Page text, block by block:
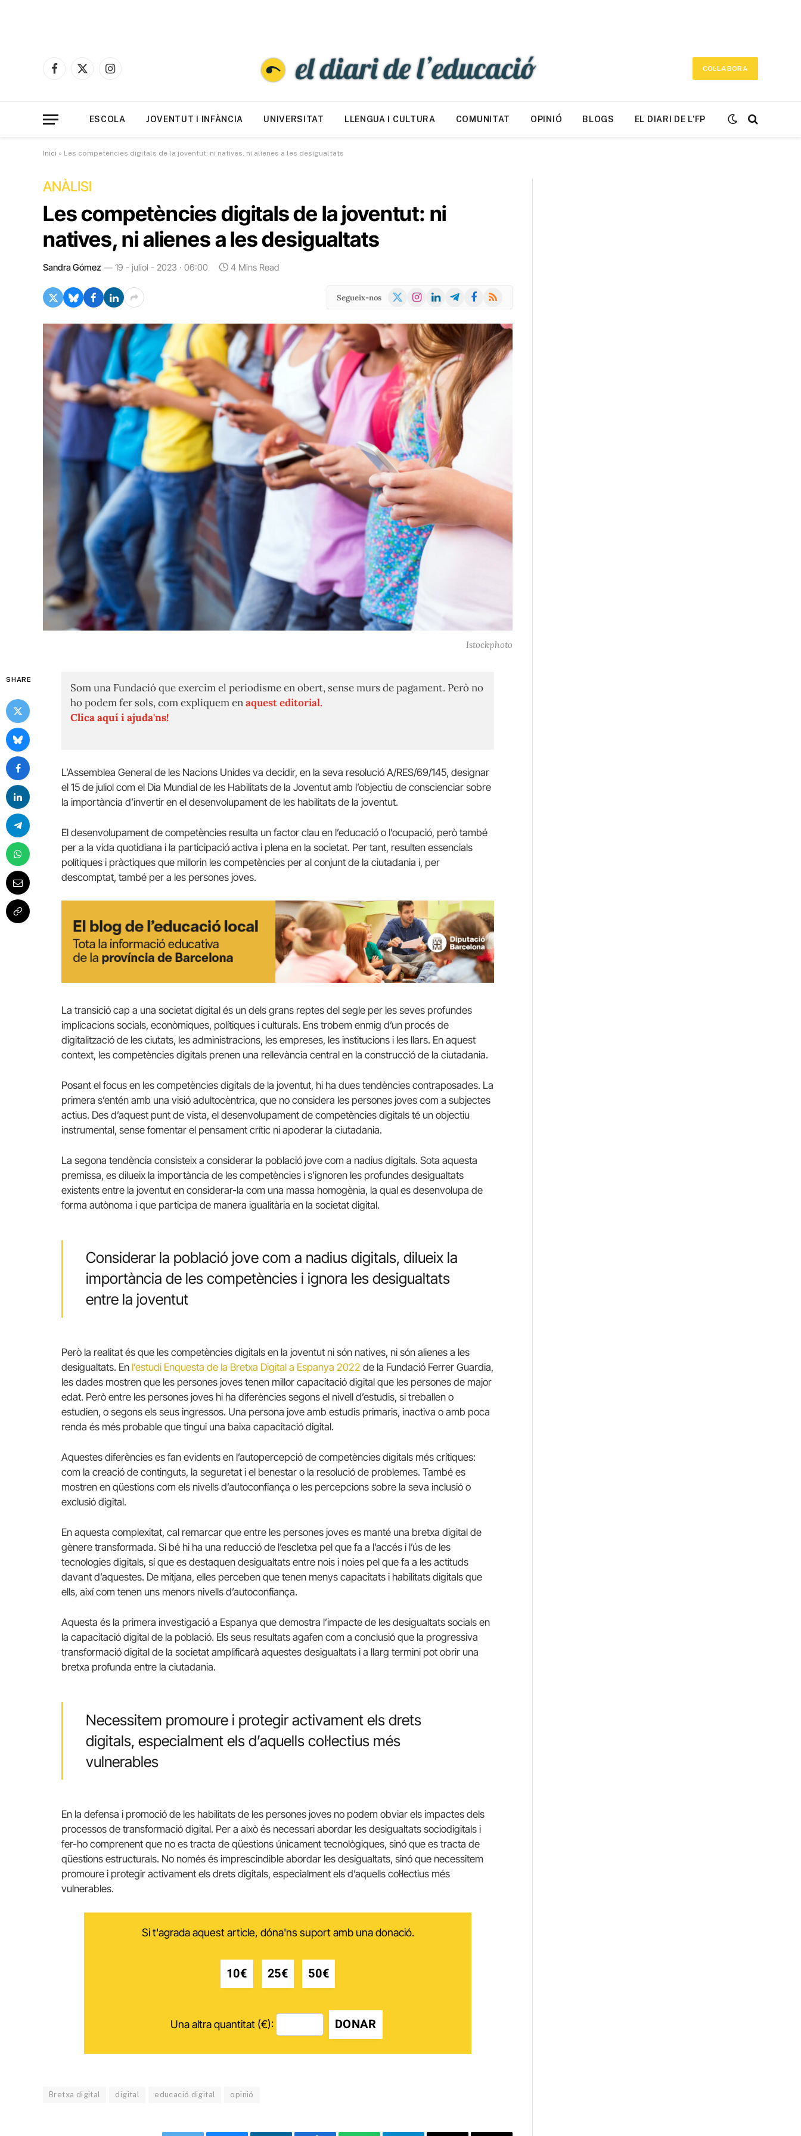
Facebook
X
Instagram
COL·LABORA
ESCOLA JOVENTUT I INFÀNCIA UNIVERSITAT LLENGUA I CULTURA COMUNITAT OPINIÓ BLOGS EL DIARI DE L’FP
Inici » Les competències digitals de la joventut: ni natives, ni alienes a les desigualtats
ANÀLISI
Les competències digitals de la joventut: ni
natives, ni alienes a les desigualtats
Sandra Gómez 19 - juliol - 2023 · 06:00 4 Mins Read
Segueix-nos
X
Instagram
LinkedInTelegramFacebook
RSS
Istockphoto
SHARE
Som una Fundació que exercim el periodisme en obert, sense murs de pagament. Però no
ho podem fer sols, com expliquem enaquest editorial.
Clica aquí i ajuda'ns!
L’Assemblea General de les Nacions Unides va decidir, en la seva resolució A/RES/69/145, designar
el 15 de juliol com el Dia Mundial de les Habilitats de la Joventut amb l’objectiu de conscienciar sobre
la importància d’invertir en el desenvolupament de les habilitats de la joventut.
El desenvolupament de competències resulta un factor clau en l’educació o l’ocupació, però també
per a la vida quotidiana i la participació activa i plena en la societat. Per tant, resulten essencials
polítiques i pràctiques que millorin les competències per al conjunt de la ciutadania i, per
descomptat, també per a les persones joves.
La transició cap a una societat digital és un dels grans reptes del segle per les seves profundes
implicacions socials, econòmiques, polítiques i culturals. Ens trobem enmig d’un procés de
digitalització de les ciutats, les administracions, les empreses, les institucions i les llars. En aquest
context, les competències digitals prenen una rellevància central en la construcció de la ciutadania.
Posant el focus en les competències digitals de la joventut, hi ha dues tendències contraposades. La
primera s’entén amb una visió adultocèntrica, que no considera les persones joves com a subjectes
actius. Des d’aquest punt de vista, el desenvolupament de competències digitals té un objectiu
instrumental, sense fomentar el pensament crític ni apoderar la ciutadania.
La segona tendència consisteix a considerar la població jove com a nadius digitals. Sota aquesta
premissa, es dilueix la importància de les competències i s’ignoren les profundes desigualtats
existents entre la joventut en considerar-la com una massa homogènia, la qual es desenvolupa de
forma autònoma i que participa de manera igualitària en la societat digital.
Considerar la població jove com a nadius digitals, dilueix la
importància de les competències i ignora les desigualtats
entre la joventut
Però la realitat és que les competències digitals en la joventut ni són natives, ni són alienes a les
desigualtats. En l’estudi Enquesta de la Bretxa Digital a Espanya 2022 de la Fundació Ferrer Guardia,
les dades mostren que les persones joves tenen millor capacitació digital que les persones de major
edat. Però entre les persones joves hi ha diferències segons el nivell d’estudis, si treballen o
estudien, o segons els seus ingressos. Una persona jove amb estudis primaris, inactiva o amb poca
renda és més probable que tingui una baixa capacitació digital.
Aquestes diferències es fan evidents en l’autopercepció de competències digitals més crítiques:
com la creació de continguts, la seguretat i el benestar o la resolució de problemes. També es
mostren en qüestions com els nivells d’autoconfiança o les percepcions sobre la seva inclusió o
exclusió digital.
En aquesta complexitat, cal remarcar que entre les persones joves es manté una bretxa digital de
gènere transformada. Si bé hi ha una reducció de l’escletxa pel que fa a l’accés i l’ús de les
tecnologies digitals, sí que es destaquen desigualtats entre nois i noies pel que fa a les actituds
davant d’aquestes. De mitjana, elles perceben que tenen menys capacitats i habilitats digitals que
ells, així com tenen uns menors nivells d’autoconfiança.
Aquesta és la primera investigació a Espanya que demostra l’impacte de les desigualtats socials en
la capacitació digital de la població. Els seus resultats agafen com a conclusió que la progressiva
transformació digital de la societat amplificarà aquestes desigualtats i a llarg termini pot obrir una
bretxa profunda entre la ciutadania.
Necessitem promoure i protegir activament els drets
digitals, especialment els d’aquells col·lectius més
vulnerables
En la defensa i promoció de les habilitats de les persones joves no podem obviar els impactes dels
processos de transformació digital. Per a això és necessari abordar les desigualtats sociodigitals i
fer-ho comprenent que no es tracta de qüestions únicament tecnològiques, sinó que es tracta de
qüestions estructurals. No només és imprescindible abordar les desigualtats, sinó que necessitem
promoure i protegir activament els drets digitals, especialment els d’aquells col·lectius més
vulnerables.
Si t'agrada aquest article, dóna'ns suport amb una donació.
10€ 25€ 50€
Una altra quantitat (€): DONAR
Bretxa digital digital educació digital opinió